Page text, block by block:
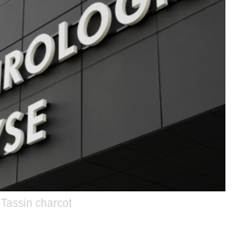
Tassin charcot